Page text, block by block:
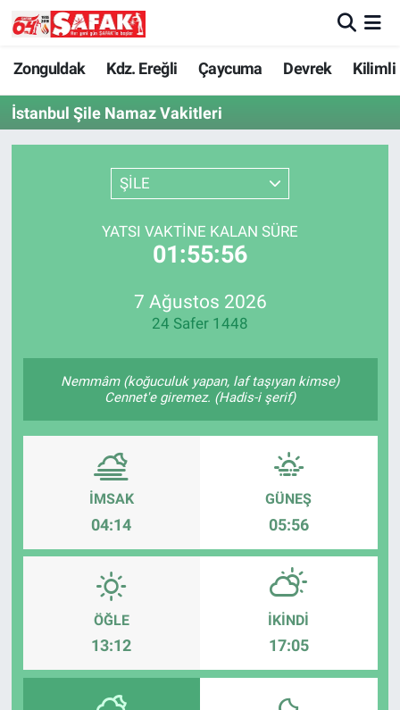
Zonguldak Kdz. Ereğli Çaycuma Devrek Kilimli
İstanbul Şile Namaz Vakitleri
ŞİLE
YATSI VAKTINE KALAN SÜRE
01:55:56
7 Ağustos 2026
24 Safer 1448
Nemmâm (koğuculuk yapan, laf taşıyan kimse)
Cennet'e giremez. (Hadis-i şerif)
İMSAK
04:14
GÜNEŞ
05:56
ÖĞLE
13:12
İKINDI
17:05
Zonguldak
Kdz. Ereğli
Resmi İlan
Zonguldak Nöbetçi Eczaneler
Zonguldak Hava Durumu
Zonguldak Trafik Yoğunluk Haritası
Süper Lig Puan Durumu ve Fikstür
Tüm Manşetler
Haber Arşivi